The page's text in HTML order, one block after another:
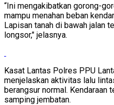
“Ini mengakibatkan gorong-
mampu menahan beban
Lapisan tanah di bawah jalan
longsor," jelasnya.
Kasat Lantas Polres PPU
menjelaskan aktivitas lalu
berangsur normal. Kendaraan
samping jembatan.